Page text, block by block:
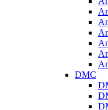
DMC